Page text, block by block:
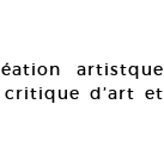
artistque
critique d’art et